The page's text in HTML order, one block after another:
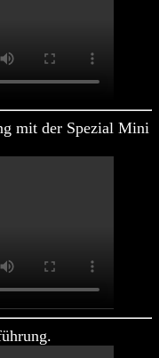
mit der Spezial Mini